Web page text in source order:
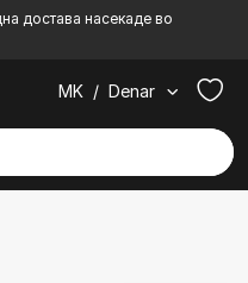
достава насекаде во
MK / Denar